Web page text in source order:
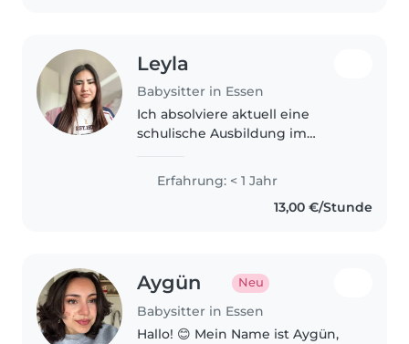
Leyla
Babysitter in Essen
Ich absolviere aktuell eine
schulische Ausbildung im
einer Kita in Essen und sammle
dort täglich praktische
Erfahrungen im Umgang mit
Erfahrung: < 1 Jahr
13,00 €/Stunde
Aygün Neu
Babysitter in Essen
Hallo! 😊 Mein Name ist Aygün,